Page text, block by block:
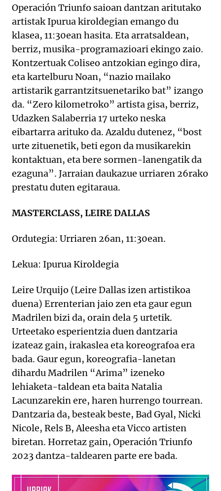
Operación Triunfo saioan dantzan aritutako
artistak Ipurua kiroldegian emango du
klasea, 11:30ean hasita. Eta arratsaldean,
berriz, musika-programazioari ekingo zaio.
Kontzertuak Coliseo antzokian egingo dira,
eta kartelburu Noan, “nazio mailako
artistarik garrantzitsuenetariko bat” izango
da. “Zero kilometroko” artista gisa, berriz,
Udazken Salaberria 17 urteko neska
eibartarra arituko da. Azaldu dutenez, “bost
urte zituenetik, beti egon da musikarekin
kontaktuan, eta bere sormen-lanengatik da
ezaguna”. Jarraian daukazue urriaren 26rako
prestatu duten egitaraua.
MASTERCLASS, LEIRE DALLAS
Ordutegia: Urriaren 26an, 11:30ean.
Lekua: Ipurua Kiroldegia
Leire Urquijo (Leire Dallas izen artistikoa
duena) Errenterian jaio zen eta gaur egun
Madrilen bizi da, orain dela 5 urtetik.
Urteetako esperientzia duen dantzaria
izateaz gain, irakaslea eta koreografoa era
bada. Gaur egun, koreografia-lanetan
dihardu Madrilen “Arima” izeneko
lehiaketa-taldean eta baita Natalia
Lacunzarekin ere, haren hurrengo tourrean.
Dantzaria da, besteak beste, Bad Gyal, Nicki
Nicole, Rels B, Aleesha eta Vicco artisten
biretan. Horretaz gain, Operación Triunfo
2023 dantza-taldearen parte ere bada.